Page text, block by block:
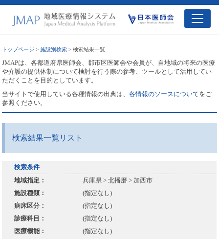
トップページ >施設別検索 > 検索結果一覧
JMAPは、各都道府県医師会、郡市区医師会や会員が、自地域の将来の医療
や介護の提供体制について検討を行う際の参考、ツールとして活用してい
ただくことを目的としています。
当サイトで使用している各種情報の出典は、各情報のソースについてをご
参照ください。
検索結果一覧リスト
検索条件
地域指定：
兵庫県 > 北播磨 > 加西市
施設種類：
(指定なし)
病床区分：
(指定なし)
診療科目：
(指定なし)
医療機能：
(指定なし)